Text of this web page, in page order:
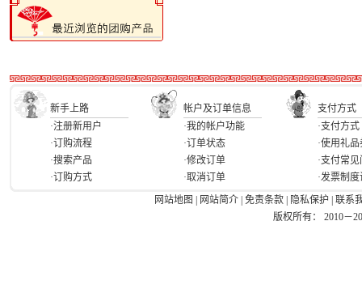
新手上路 帐户及订单信息
支付方式
·注册新用户
·订购流程
·搜索产品
·订购方式
·我的帐户功能
·订单状态
·修改订单
·取消订单
·支付方式
·使用礼品
·支付常
·发票制
网站地图
网站简介 免责条款 隐私保护
联系
版权所有： 2010－